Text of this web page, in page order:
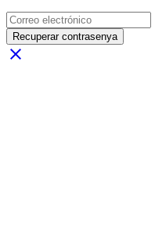
Recuperar contrasenya
close